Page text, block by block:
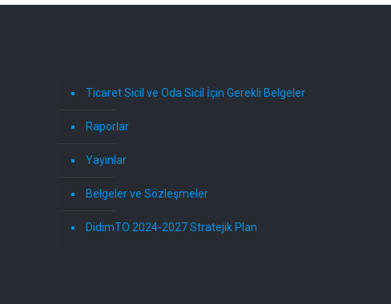
Ticaret Sicil ve Oda Sicil İçin Gerekli Belgeler
Raporlar
Yayınlar
Belgeler ve Sözleşmeler
DidimTO 2024-2027 Stratejik Plan